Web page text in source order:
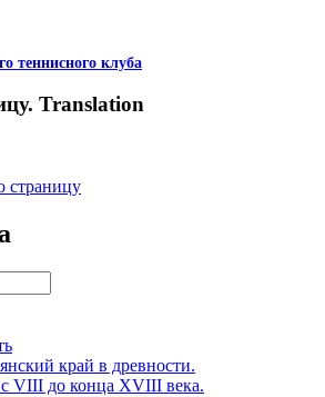
теннисного клуба
Translation
страницу
край в древности.
с VIII до конца XVIII века.